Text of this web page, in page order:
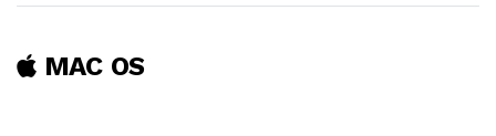
MAC OS